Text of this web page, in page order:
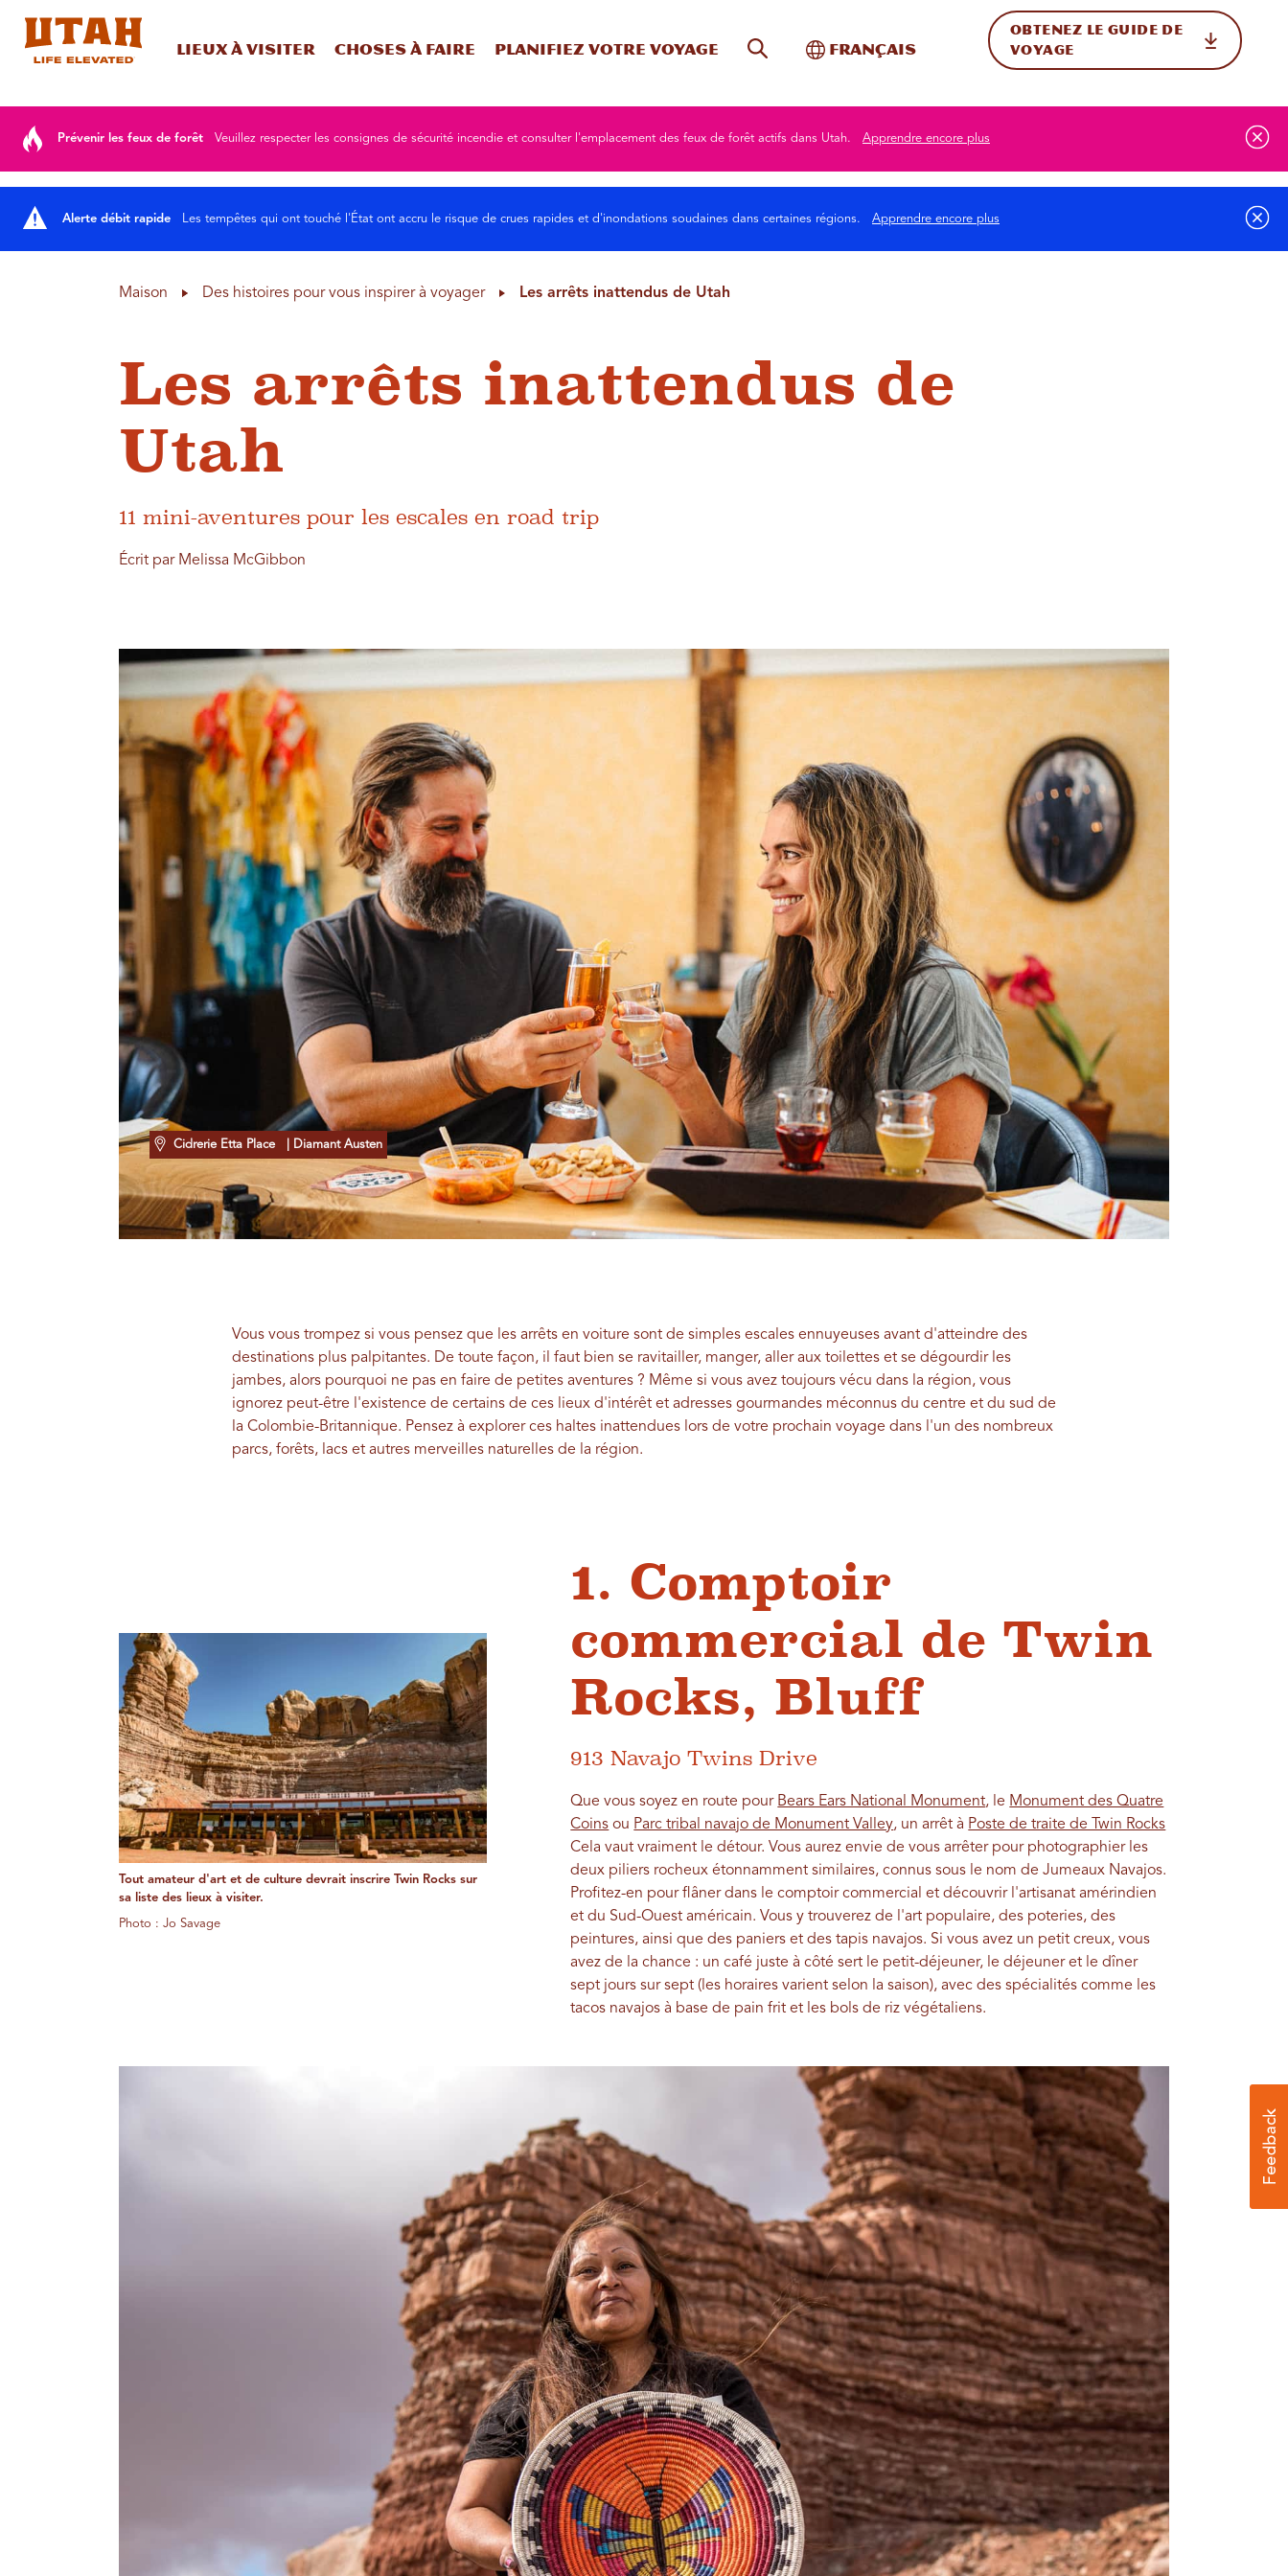
Lieux à visiter Choses à faire Planifiez votre voyage Recherche sur le site
Basculer vers l'international
Français
OBTENEZ LE GUIDE DE
VOYAGE
Prévenir les feux de forêt Veuillez respecter les consignes de sécurité incendie et consulter l'emplacement des feux de forêt actifs dans Utah. Apprendre encore plus
Alerte débit rapide Les tempêtes qui ont touché l'État ont accru le risque de crues rapides et d'inondations soudaines dans certaines régions. Apprendre encore plus
Maison Des histoires pour vous inspirer à voyager Les arrêts inattendus de Utah
Les arrêts inattendus de
Utah
11 mini-aventures pour les escales en road trip
Écrit par Melissa McGibbon
Cidrerie Etta Place | Diamant Austen
Vous vous trompez si vous pensez que les arrêts en voiture sont de simples escales ennuyeuses avant d'atteindre des
destinations plus palpitantes. De toute façon, il faut bien se ravitailler, manger, aller aux toilettes et se dégourdir les
jambes, alors pourquoi ne pas en faire de petites aventures ? Même si vous avez toujours vécu dans la région, vous
ignorez peut-être l'existence de certains de ces lieux d'intérêt et adresses gourmandes méconnus du centre et du sud de
la Colombie-Britannique. Pensez à explorer ces haltes inattendues lors de votre prochain voyage dans l'un des nombreux
parcs, forêts, lacs et autres merveilles naturelles de la région.
Tout amateur d'art et de culture devrait inscrire Twin Rocks sur
sa liste des lieux à visiter.
Photo : Jo Savage
1. Comptoir
commercial de Twin
Rocks, Bluff
913 Navajo Twins Drive
Que vous soyez en route pour Bears Ears National Monument, le Monument des Quatre
Coins ou Parc tribal navajo de Monument Valley, un arrêt à Poste de traite de Twin Rocks
Cela vaut vraiment le détour. Vous aurez envie de vous arrêter pour photographier les
deux piliers rocheux étonnamment similaires, connus sous le nom de Jumeaux Navajos.
Profitez-en pour flâner dans le comptoir commercial et découvrir l'artisanat amérindien
et du Sud-Ouest américain. Vous y trouverez de l'art populaire, des poteries, des
peintures, ainsi que des paniers et des tapis navajos. Si vous avez un petit creux, vous
avez de la chance : un café juste à côté sert le petit-déjeuner, le déjeuner et le dîner
sept jours sur sept (les horaires varient selon la saison), avec des spécialités comme les
tacos navajos à base de pain frit et les bols de riz végétaliens.